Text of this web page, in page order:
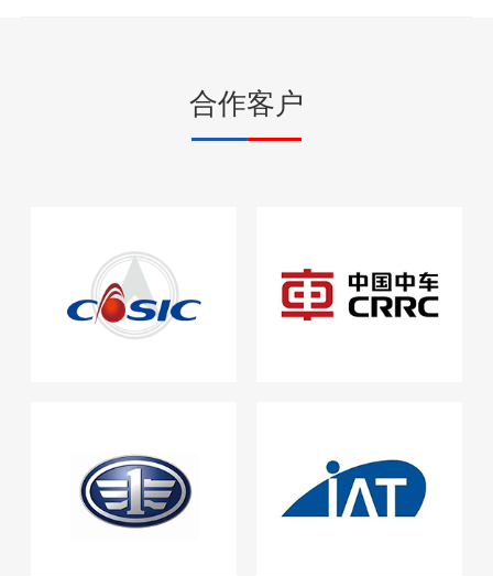
合作客户